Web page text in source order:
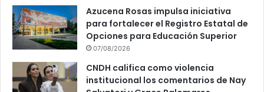
Azucena Rosas impulsa iniciativa
para fortalecer el Registro Estatal de
Opciones para Educación Superior
07/08/2026
CNDH califica como violencia
institucional los comentarios de Nay